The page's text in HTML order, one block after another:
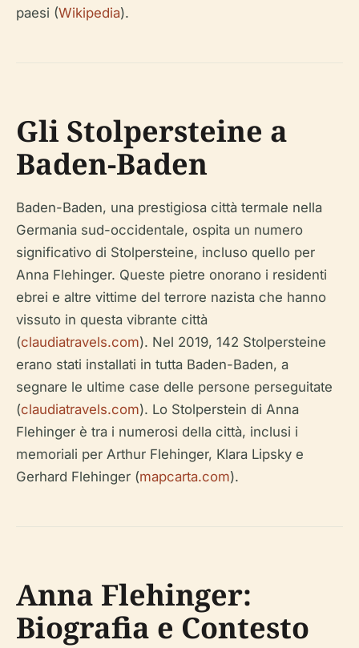
paesi (Wikipedia).
Gli Stolpersteine a
Baden-Baden
Baden-Baden, una prestigiosa città termale nella
Germania sud-occidentale, ospita un numero
significativo di Stolpersteine, incluso quello per
Anna Flehinger. Queste pietre onorano i residenti
ebrei e altre vittime del terrore nazista che hanno
vissuto in questa vibrante città
(claudiatravels.com). Nel 2019, 142 Stolpersteine
erano stati installati in tutta Baden-Baden, a
segnare le ultime case delle persone perseguitate
(claudiatravels.com). Lo Stolperstein di Anna
Flehinger è tra i numerosi della città, inclusi i
memoriali per Arthur Flehinger, Klara Lipsky e
Gerhard Flehinger (mapcarta.com).
Anna Flehinger:
Biografia e Contesto